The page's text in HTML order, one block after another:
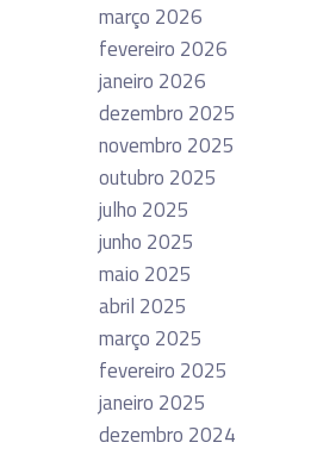
março 2026
fevereiro 2026
janeiro 2026
dezembro 2025
novembro 2025
outubro 2025
julho 2025
junho 2025
maio 2025
abril 2025
março 2025
fevereiro 2025
janeiro 2025
dezembro 2024